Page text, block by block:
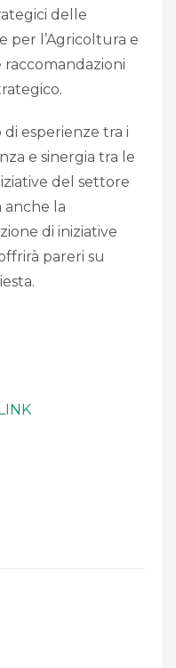
delle
per l’Agricoltura e
raccomandazioni
di esperienze tra i
e sinergia tra le
del settore
anche la
di iniziative
pareri su
LINK